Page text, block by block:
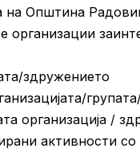
на Општина
здружението
организација /
активности